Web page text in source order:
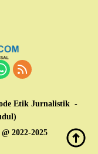
Etik Jurnalistik
2022-2025